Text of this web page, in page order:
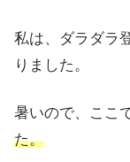
私は、ダラダラ
りました。
暑いので、ここ
た。